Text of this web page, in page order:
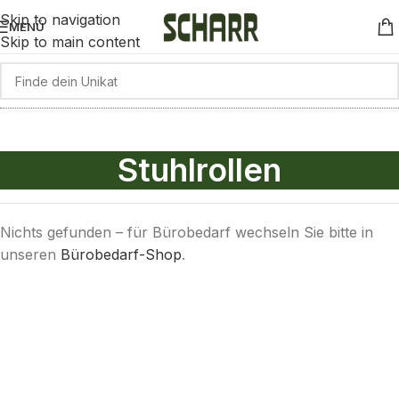
Skip to navigation
Skip to main content
MENÜ
Stuhlrollen
Nichts gefunden – für Bürobedarf wechseln Sie bitte in
unseren Bürobedarf-Shop.